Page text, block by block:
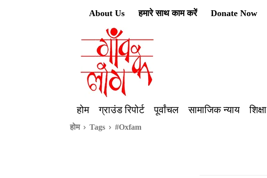
About Us हमारे साथ काम करें Donate Now
होम ग्राउंड रिपोर्ट पूर्वांचल सामाजिक न्याय शिक्षा
होम Tags #Oxfam